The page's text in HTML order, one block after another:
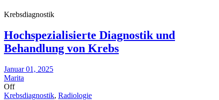
Krebsdiagnostik
Hochspezialisierte Diagnostik und
Behandlung von Krebs
Januar 01, 2025
Marita
Off
Krebsdiagnostik, Radiologie